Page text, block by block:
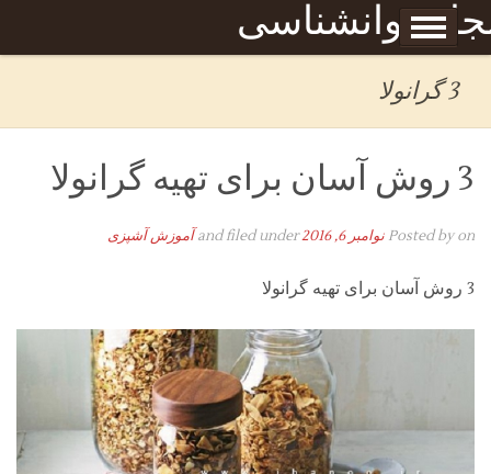
روانشناسی
Skip to content
برگه نمونه
3 گرانولا
3 روش آسان برای تهیه گرانولا
Posted byon نوامبر 6, 2016 and filed under آموزش آشپزی
3 روش آسان برای تهیه گرانولا